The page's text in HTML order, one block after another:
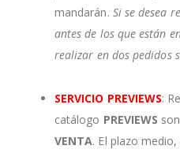
mandarán. Si se desea
antes de los que están
realizar en dos pedidos
SERVICIO PREVIEWS:
catálogo PREVIEWS
VENTA. El plazo